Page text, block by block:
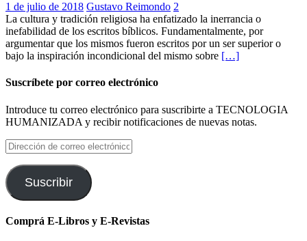
1 de julio de 2018 Gustavo Reimondo 2
La cultura y tradición religiosa ha enfatizado la inerrancia o
inefabilidad de los escritos bíblicos. Fundamentalmente, por
argumentar que los mismos fueron escritos por un ser superior o
bajo la inspiración incondicional del mismo sobre […]
Suscríbete por correo electrónico
Introduce tu correo electrónico para suscribirte a TECNOLOGIA
HUMANIZADA y recibir notificaciones de nuevas notas.
Dirección
de
correo
electrónico
Suscribir
Comprá E-Libros y E-Revistas